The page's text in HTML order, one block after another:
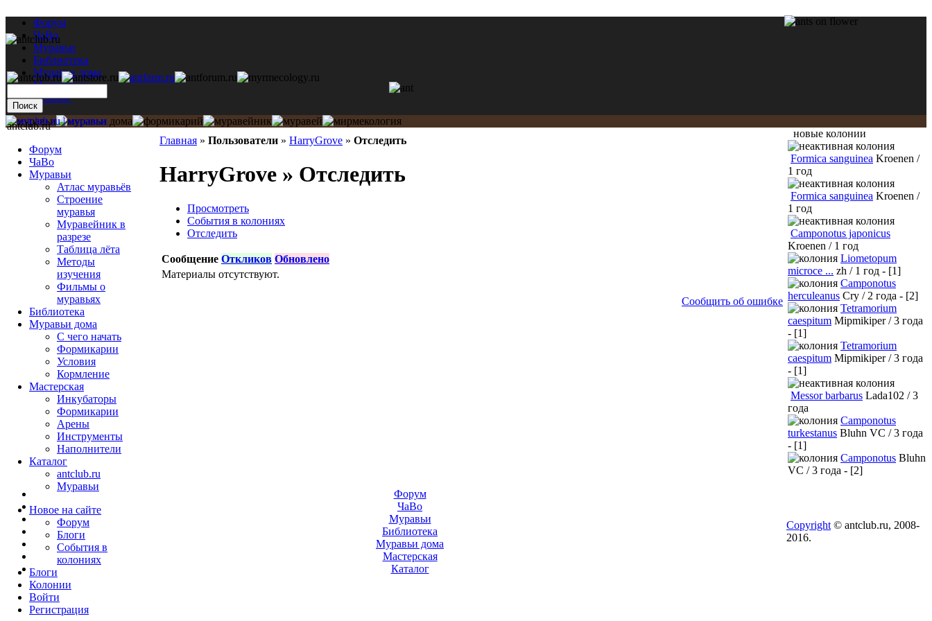
Форум
ЧаВо
Муравьи
Библиотека
Муравьи дома
Мастерская
Каталог
Главная » Пользователи » HarryGrove » Отследить
HarryGrove » Отследить
Просмотреть
События в колониях
Отследить
Сообщение Откликов Обновлено
Материалы отсутствуют.
Сообщить об ошибке
antclub.ru
Форум
ЧаВо
Муравьи
Атлас муравьёв
Строение
муравья
Муравейник в
разрезе
Таблица лёта
Методы
изучения
Фильмы о
муравьях
Библиотека
Муравьи дома
С чего начать
Формикарии
Условия
Кормление
Мастерская
Инкубаторы
Формикарии
Арены
Инструменты
Наполнители
Каталог
antclub.ru
Муравьи
Новое на сайте
Форум
Блоги
События в
колониях
Блоги
Колонии
Войти
Peгиcтpaция
новые колонии
Formica sanguinea Kroenen /
1 год
Formica sanguinea Kroenen /
1 год
Camponotus japonicus
Kroenen / 1 год
Liometopum
microce ... zh / 1 год - [1]
Camponotus
herculeanus Cry / 2 года - [2]
Tetramorium
caespitum Mipmikiper / 3 года
- [1]
Tetramorium
caespitum Mipmikiper / 3 года
- [1]
Messor barbarus Lada102 / 3
года
Camponotus
turkestanus Bluhn VC / 3 года
- [1]
Camponotus Bluhn
VC / 3 года - [2]
Форум
ЧаВо
Муравьи
Библиотека
Муравьи дома
Мастерская
Каталог
Copyright © antclub.ru, 2008-
2016.